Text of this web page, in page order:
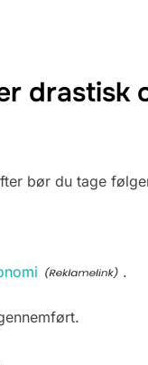
drastisk
bør du tage
.